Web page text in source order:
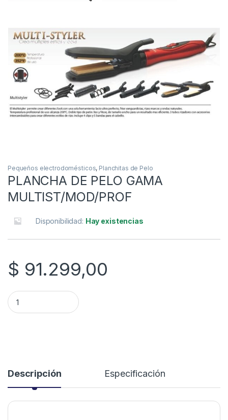
Pequeños electrodomésticos, Planchitas de Pelo
PLANCHA DE PELO GAMA
MULTIST/MOD/PROF
Disponibilidad: Hay existencias
$ 91.299,00
PLANCHA DE PELO GAMA MULTIST/MOD/PROF quantity
Descripción Especificación